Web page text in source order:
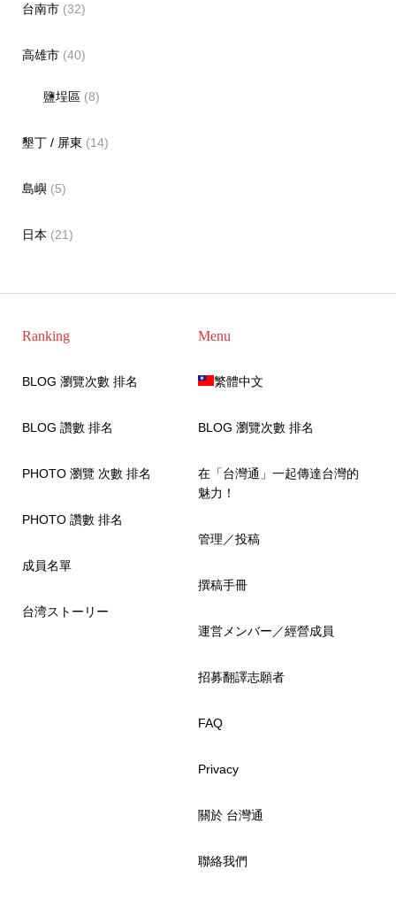
台南市(32)
高雄市(40)
鹽埕區 (8)
墾丁 / 屏東 (14)
島嶼(5)
日本 (21)
Ranking
BLOG 瀏覽次數 排名
BLOG 讚數 排名
PHOTO 瀏覽 次數 排名
PHOTO 讚數 排名
成員名單
台湾ストーリー
Menu
繁體中文
BLOG 瀏覽次數 排名
在「台灣通」一起傳達台灣的
魅力！
管理／投稿
撰稿手冊
運営メンバー／經營成員
招募翻譯志願者
FAQ
Privacy
關於 台灣通
聯絡我們